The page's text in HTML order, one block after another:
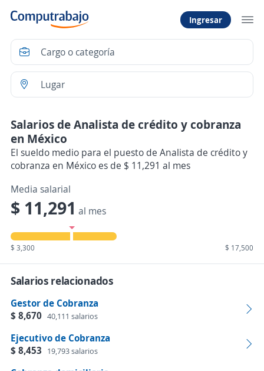
Ingresar
Salarios de Analista de crédito y cobranza
en México
El sueldo medio para el puesto de Analista de crédito y
cobranza en México es de $ 11,291 al mes
Media salarial
$ 11,291 al mes
$ 3,300 $ 17,500
Salarios relacionados
Gestor de Cobranza
$ 8,670 40,111 salarios
Ejecutivo de Cobranza
$ 8,453
19,793 salarios